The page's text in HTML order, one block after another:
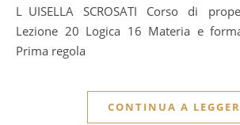
LUISELLA SCROSATI Corso di propedeutica filosofica
Lezione 20 Logica 16 Materia e
Prima regola
CONTINUA A